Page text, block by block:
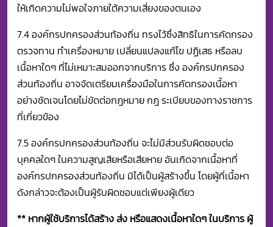
ให้เกิดความไม่พอใจภายใต้ความเสี่ยงของตนเอง
7.4 องค์กรปกครองส่วนท้องถิ่น ทรงไว้ซึ่งสิทธิในการคัดกรอง
ตรวจทาน ทำเครื่องหมาย เปลี่ยนแปลงแก้ไข ปฏิเสธ หรือลบ
เนื้อหาใดๆ ที่ไม่เหมาะสมออกจากบริการ ซึ่ง องค์กรปกครอง
ส่วนท้องถิ่น อาจจัดเตรียมเครื่องมือในการคัดกรองเนื้อหา
อย่างชัดเจนโดยไม่ขัดต่อกฎหมาย กฎ ระเบียบของทางราชการ
ที่เกี่ยวข้อง
7.5 องค์กรปกครองส่วนท้องถิ่น จะไม่มีส่วนรับผิดชอบต่อ
บุคคลใดๆ ในความสูญเสียหรือเสียหาย อันเกิดจากเนื้อหาที่
องค์กรปกครองส่วนท้องถิ่น มิได้เป็นผู้สร้างขึ้น โดยผู้ที่เนื้อหา
ดังกล่าวจะต้องเป็นผู้รับผิดชอบแต่เพียงผู้เดียว
** หากผู้ใช้บริการได้สร้าง ส่ง หรือแสดงเนื้อหาใดๆ ในบริการ ผู้